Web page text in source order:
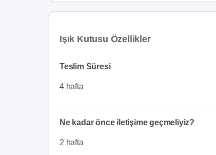
Işık Kutusu Özellikler
Teslim Süresi
4 hafta
Ne kadar önce iletişime geçmeliyiz?
2 hafta